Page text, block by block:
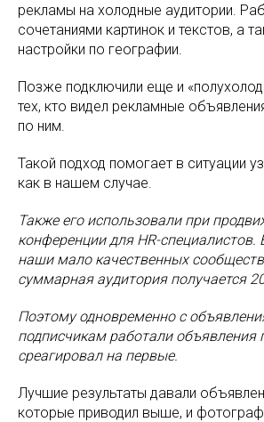
рекламы на холодные аудитории.
сочетаниями картинок и текстов, а
настройки по географии.
Позже подключили еще и
тех, кто видел рекламные
по ним.
Такой подход помогает в ситуации
как в нашем случае.
Также его использовали при
конференции для HR-специалистов.
наши мало качественных
суммарная аудитория получается
Поэтому одновременно с
подписчикам работали объявления
среагировал на первые.
Лучшие результаты давали
которые приводил выше, и